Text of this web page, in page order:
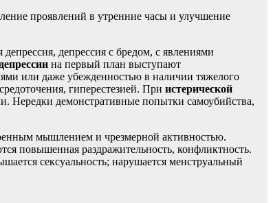
проявлений в утренние часы и улучшение
депрессия с бредом, с явлениями
на первый план выступают
или даже убежденностью в наличии тяжелого
гиперестезией. При истерической
Нередки демонстративные попытки самоубийства,
мышлением и чрезмерной активностью.
повышенная раздражительность, конфликтность.
сексуальность; нарушается менструальный